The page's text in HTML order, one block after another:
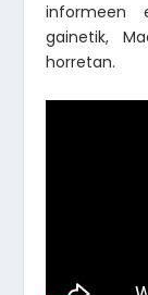
informeen
gainetik,
horretan.